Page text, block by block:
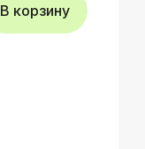
В корзину